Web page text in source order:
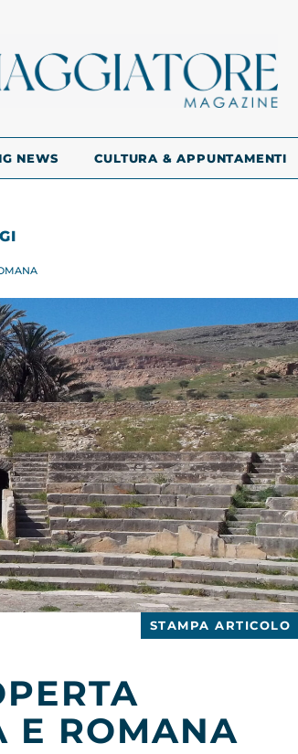
NEWS CULTURA & APPUNTAMENTI
STAMPA ARTICOLO
E ROMANA